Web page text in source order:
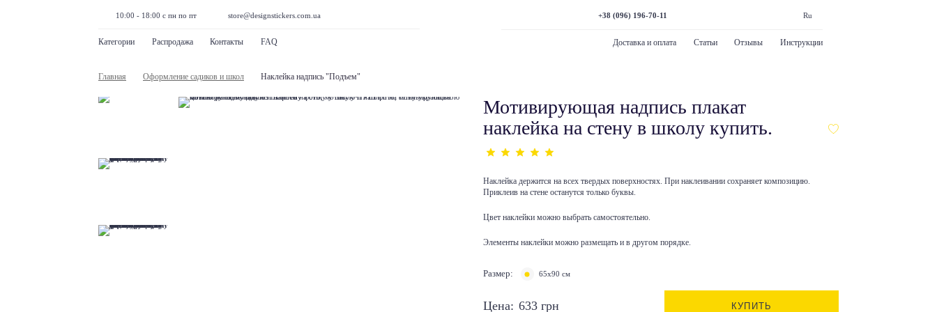
10:00 - 18:00 с пн по пт store@designstickers.com.ua
Категории Распродажа Контакты FAQ
+38 (096) 196-70-11 Ru
Доставка и оплата Статьи Отзывы Инструкции
Главная Оформление садиков и школ Наклейка надпись "Подъем"
Мотивирующая надпись плакат
наклейка на стену в школу купить.
Наклейка держится на всех твердых поверхностях. При наклеивании сохраняет композицию.
Приклеив на стене останутся только буквы.
Цвет наклейки можно выбрать самостоятельно.
Элементы наклейки можно размещать и в другом порядке.
Размер: 65x90 см
Цена: 633 грн КУПИТЬ